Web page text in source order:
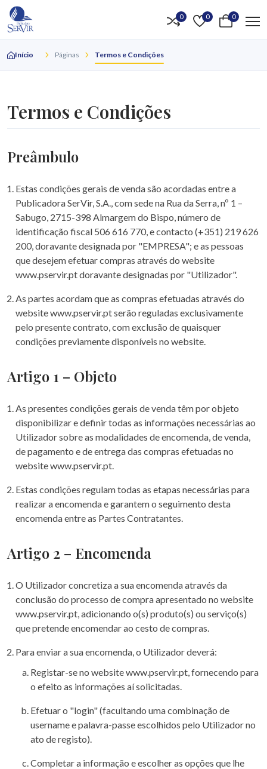
0 0 0
Início Páginas Termos e Condições
Termos e Condições
Preâmbulo
Estas condições gerais de venda são acordadas entre a
Publicadora SerVir, S.A., com sede na Rua da Serra, nº 1 –
Sabugo, 2715-398 Almargem do Bispo, número de
identificação fiscal 506 616 770, e contacto (+351) 219 626
200, doravante designada por "EMPRESA"; e as pessoas
que desejem efetuar compras através do website
www.pservir.pt doravante designadas por "Utilizador".
As partes acordam que as compras efetuadas através do
website www.pservir.pt serão reguladas exclusivamente
pelo presente contrato, com exclusão de quaisquer
condições previamente disponíveis no website.
Artigo 1 – Objeto
As presentes condições gerais de venda têm por objeto
disponibilizar e definir todas as informações necessárias ao
Utilizador sobre as modalidades de encomenda, de venda,
de pagamento e de entrega das compras efetuadas no
website www.pservir.pt.
Estas condições regulam todas as etapas necessárias para
realizar a encomenda e garantem o seguimento desta
encomenda entre as Partes Contratantes.
Artigo 2 – Encomenda
O Utilizador concretiza a sua encomenda através da
conclusão do processo de compra apresentado no website
www.pservir.pt, adicionando o(s) produto(s) ou serviço(s)
que pretende encomendar ao cesto de compras.
Para enviar a sua encomenda, o Utilizador deverá:
Registar-se no website www.pservir.pt, fornecendo para
o efeito as informações aí solicitadas.
Efetuar o "login" (facultando uma combinação de
username e palavra-passe escolhidos pelo Utilizador no
ato de registo).
Completar a informação e escolher as opções que lhe